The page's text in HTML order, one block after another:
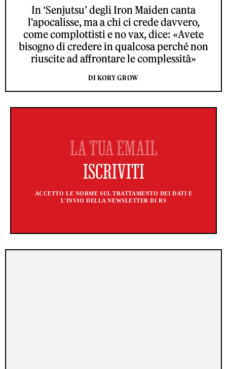
In ‘Senjutsu’ degli Iron Maiden canta
l'apocalisse, ma a chi ci crede davvero,
come complottisti e no vax, dice: «Avete
bisogno di credere in qualcosa perché non
riuscite ad affrontare le complessità»
DI KORY GROW
ACCETTO LE NORME SUL TRATTAMENTO DEI DATI E
L'INVIO DELLA NEWSLETTER DI RS